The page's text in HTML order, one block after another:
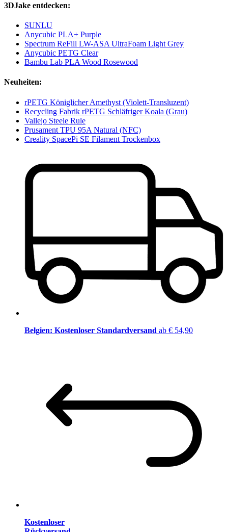
3DJake entdecken:
SUNLU
Anycubic PLA+ Purple
Spectrum ReFill LW-ASA UltraFoam Light Grey
Anycubic PETG Clear
Bambu Lab PLA Wood Rosewood
Neuheiten:
rPETG Königlicher Amethyst (Violett-Transluzent)
Recycling Fabrik rPETG Schläfriger Koala (Grau)
Vallejo Steele Rule
Prusament TPU 95A Natural (NFC)
Creality SpacePi SE Filament Trockenbox
Belgien: Kostenloser Standardversand ab € 54,90
Kostenloser